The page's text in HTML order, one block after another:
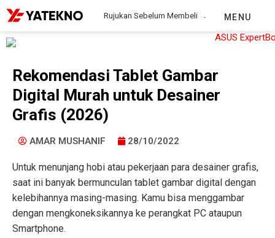
Rujukan Sebelum Membeli MENU
Rekomendasi Tablet Gambar
Digital Murah untuk Desainer
Grafis (2026)
AMAR MUSHANIF 28/10/2022
Untuk menunjang hobi atau pekerjaan para desainer grafis,
saat ini banyak bermunculan tablet gambar digital dengan
kelebihannya masing-masing. Kamu bisa menggambar
dengan mengkoneksikannya ke perangkat PC ataupun
Smartphone.